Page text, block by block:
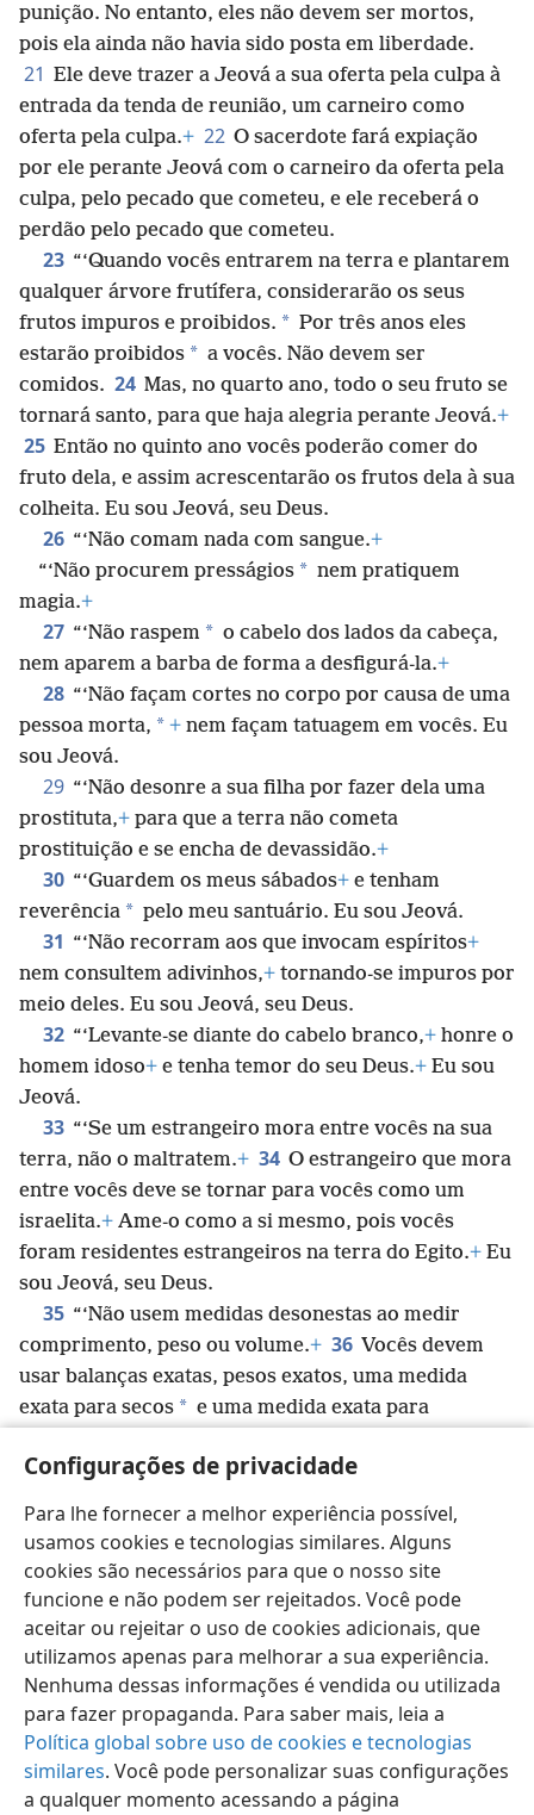
Configurações de privacidade
Para lhe fornecer a melhor experiência possível,
usamos cookies e tecnologias similares. Alguns
cookies são necessários para que o nosso site
funcione e não podem ser rejeitados. Você pode
aceitar ou rejeitar o uso de cookies adicionais, que
utilizamos apenas para melhorar a sua experiência.
Nenhuma dessas informações é vendida ou utilizada
para fazer propaganda. Para saber mais, leia a
Política global sobre uso de cookies e tecnologias
similares. Você pode personalizar suas configurações
a qualquer momento acessando a página
punição. No entanto, eles não devem ser mortos,
pois ela ainda não havia sido posta em liberdade.
21 Ele deve trazer a Jeová a sua oferta pela culpa à
entrada da tenda de reunião, um carneiro como
oferta pela culpa.+ 22 O sacerdote fará expiação
por ele perante Jeová com o carneiro da oferta pela
culpa, pelo pecado que cometeu, e ele receberá o
perdão pelo pecado que cometeu.
23 “‘Quando vocês entrarem na terra e plantarem
qualquer árvore frutífera, considerarão os seus
frutos impuros e proibidos. * Por três anos eles
estarão proibidos * a vocês. Não devem ser
comidos. 24 Mas, no quarto ano, todo o seu fruto se
tornará santo, para que haja alegria perante Jeová.+
25 Então no quinto ano vocês poderão comer do
fruto dela, e assim acrescentarão os frutos dela à sua
colheita. Eu sou Jeová, seu Deus.
26 “‘Não comam nada com sangue.+
“‘Não procurem presságios * nem pratiquem
magia.+
27 “‘Não raspem * o cabelo dos lados da cabeça,
nem aparem a barba de forma a desfigurá-la.+
28 “‘Não façam cortes no corpo por causa de uma
pessoa morta, * + nem façam tatuagem em vocês. Eu
sou Jeová.
29 “‘Não desonre a sua filha por fazer dela uma
prostituta,+ para que a terra não cometa
prostituição e se encha de devassidão.+
30 “‘Guardem os meus sábados+ e tenham
reverência * pelo meu santuário. Eu sou Jeová.
31 “‘Não recorram aos que invocam espíritos+
nem consultem adivinhos,+ tornando-se impuros por
meio deles. Eu sou Jeová, seu Deus.
32 “‘Levante-se diante do cabelo branco,+ honre o
homem idoso+ e tenha temor do seu Deus.+ Eu sou
Jeová.
33 “‘Se um estrangeiro mora entre vocês na sua
terra, não o maltratem.+ 34 O estrangeiro que mora
entre vocês deve se tornar para vocês como um
israelita.+ Ame-o como a si mesmo, pois vocês
foram residentes estrangeiros na terra do Egito.+ Eu
sou Jeová, seu Deus.
35 “‘Não usem medidas desonestas ao medir
comprimento, peso ou volume.+ 36 Vocês devem
usar balanças exatas, pesos exatos, uma medida
exata para secos * e uma medida exata para
terra do Egito. 37 Por isso, guardem todos os meus
decretos e todas as minhas decisões judiciais, e
cumpram-nos.
Eu sou Jeová.’”
Português (Brasil) Compartilhar Preferências
Copyright © 2026 Watch Tower Bible and Tract Society of Pennsylvania
Termos de Uso
Política de Privacidade
Configurações de Privacidade
JW.ORG Login